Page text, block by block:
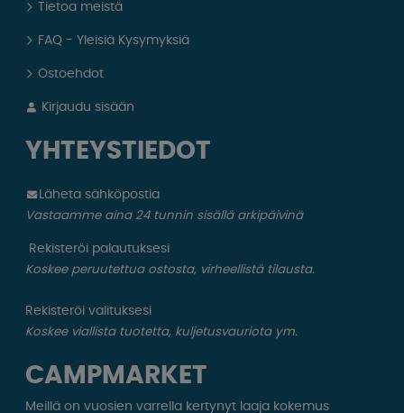
Tietoa meistä
FAQ - Yleisiä Kysymyksiä
Ostoehdot
Kirjaudu sisään
YHTEYSTIEDOT
Läheta sähköpostia
Vastaamme aina 24 tunnin sisällä arkipäivinä
Rekisteröi palautuksesi
Koskee peruutettua ostosta, virheellistä tilausta.
Rekisteröi valituksesi
Koskee viallista tuotetta, kuljetusvauriota ym.
CAMPMARKET
Meillä on vuosien varrella kertynyt laaja kokemus